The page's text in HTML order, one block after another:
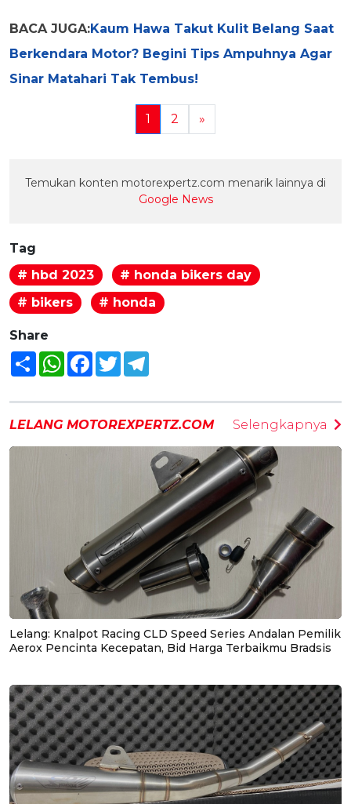
BACA JUGA:Kaum Hawa Takut Kulit Belang Saat
Berkendara Motor? Begini Tips Ampuhnya Agar
Sinar Matahari Tak Tembus!
1 2 »
Temukan konten motorexpertz.com menarik lainnya di
Google News
Tag
# hbd 2023
# honda bikers day
# bikers
# honda
Share
Share WhatsAppFacebook
Twitter
LELANG MOTOREXPERTZ.COM Selengkapnya
Lelang: Knalpot Racing CLD Speed Series Andalan Pemilik
Aerox Pencinta Kecepatan, Bid Harga Terbaikmu Bradsis